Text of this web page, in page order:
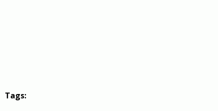
Tags: